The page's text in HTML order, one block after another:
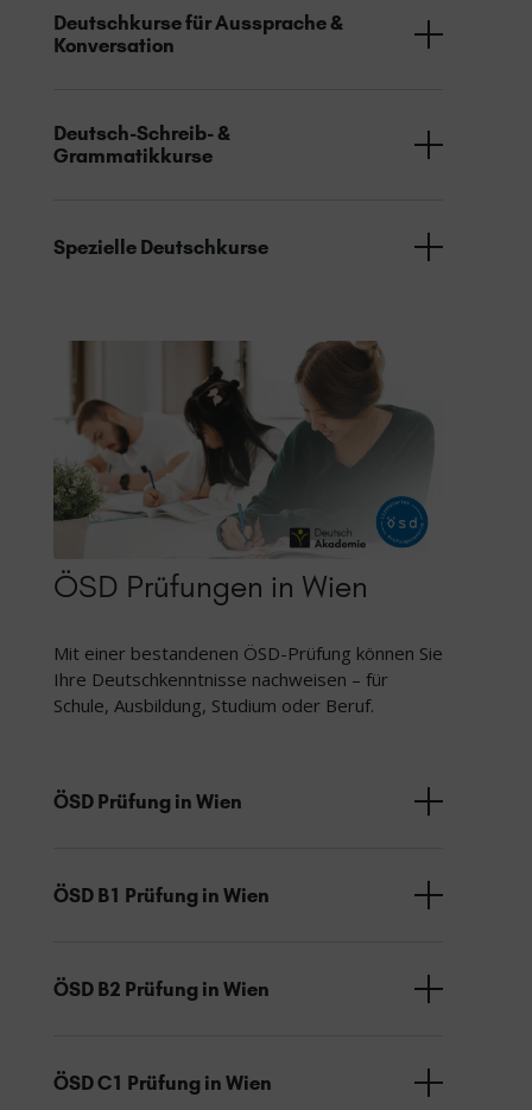
Deutschkurse für Aussprache &
Konversation
Deutsch-Schreib- &
Grammatikkurse
Spezielle Deutschkurse
ÖSD Prüfungen in Wien
Mit einer bestandenen ÖSD-Prüfung können Sie
Ihre Deutschkenntnisse nachweisen – für
Schule, Ausbildung, Studium oder Beruf.
ÖSD Prüfung in Wien
ÖSD B1 Prüfung in Wien
ÖSD B2 Prüfung in Wien
ÖSD C1 Prüfung in Wien